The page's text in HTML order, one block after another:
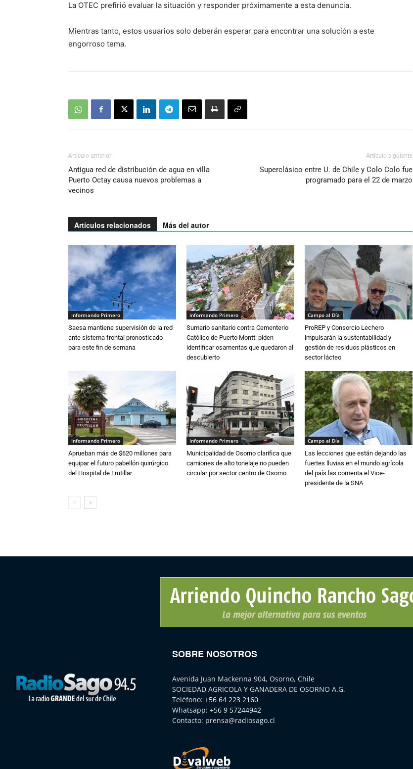
La OTEC prefirió evaluar la situación y responder próximamente a esta denuncia.
Mientras tanto, estos usuarios solo deberán esperar para encontrar una solución a este
engorroso tema.
Artículo anterior
Antigua red de distribución de agua en villa
Puerto Octay causa nuevos problemas a
vecinos
Artículo siguiente
Superclásico entre U. de Chile y Colo Colo fue
programado para el 22 de marzo
Artículos relacionados Más del autor
Informando Primero
Saesa mantiene supervisión de la red
ante sistema frontal pronosticado
para este fin de semana
Informando Primero
Sumario sanitario contra Cementerio
Católico de Puerto Montt: piden
identificar osamentas que quedaron al
descubierto
Campo al Día
ProREP y Consorcio Lechero
impulsarán la sustentabilidad y
gestión de residuos plásticos en
sector lácteo
Informando Primero
Aprueban más de $620 millones para
equipar el futuro pabellón quirúrgico
del Hospital de Frutillar
Informando Primero
Municipalidad de Osorno clarifica que
camiones de alto tonelaje no pueden
circular por sector centro de Osorno
Campo al Día
Las lecciones que están dejando las
fuertes lluvias en el mundo agrícola
del país las comenta el Vice-
presidente de la SNA
SOBRE NOSOTROS
Avenida Juan Mackenna 904, Osorno, Chile
SOCIEDAD AGRICOLA Y GANADERA DE OSORNO A.G.
Teléfono: +56 64 223 2160
Whatsapp: +56 9 57244942
Contacto: prensa@radiosago.cl